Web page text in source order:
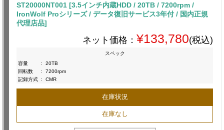
ST20000NT001 [3.5インチ内蔵HDD / 20TB / 7200rpm /
IronWolf Proシリーズ / データ復旧サービス3年付 / 国内正規
代理店品]
ネット価格： ¥133,780(税込)
スペック
容量
:
20TB
回転数
:
7200rpm
記録方式 : CMR
在庫状況
在庫なし